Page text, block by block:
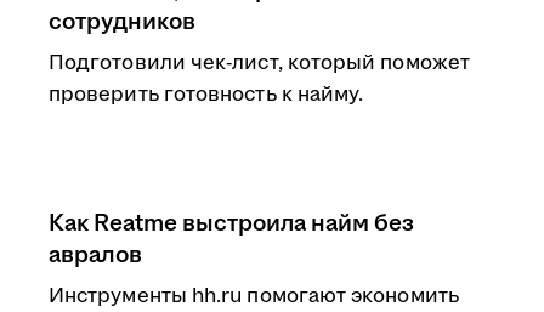
сотрудников
Подготовили чек-лист, который поможет
проверить готовность к найму.
Как Reatme выстроила найм без
авралов
Инструменты hh.ru помогают экономить